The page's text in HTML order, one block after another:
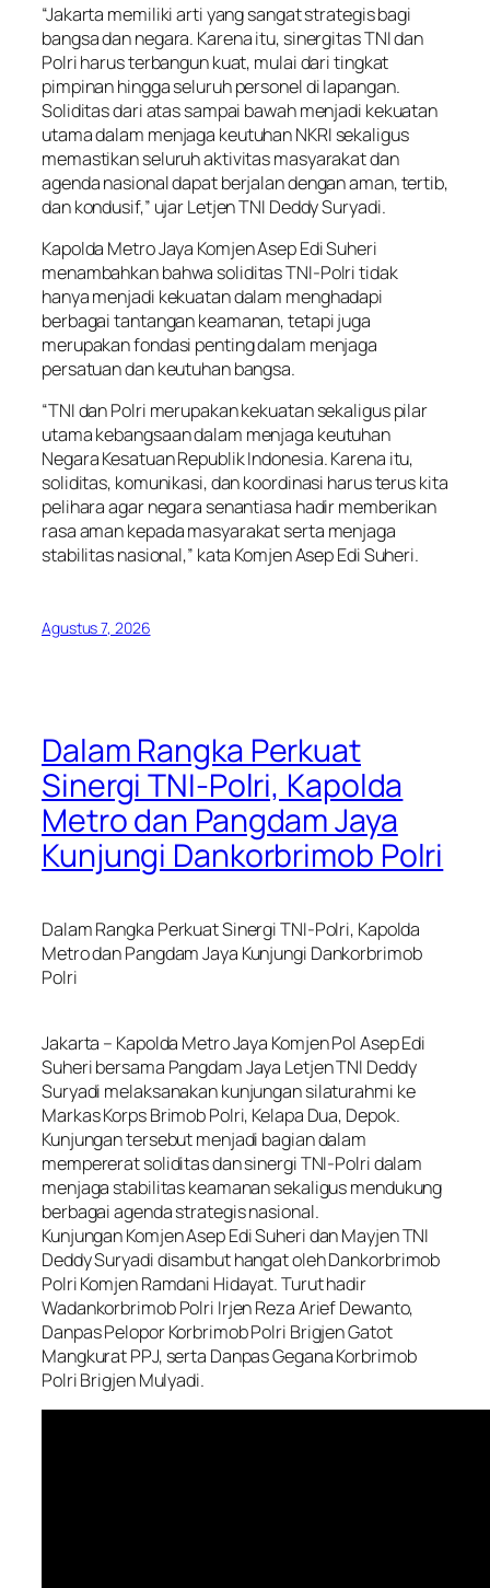
“Jakarta memiliki arti yang sangat strategis bagi
bangsa dan negara. Karena itu, sinergitas TNI dan
Polri harus terbangun kuat, mulai dari tingkat
pimpinan hingga seluruh personel di lapangan.
Soliditas dari atas sampai bawah menjadi kekuatan
utama dalam menjaga keutuhan NKRI sekaligus
memastikan seluruh aktivitas masyarakat dan
agenda nasional dapat berjalan dengan aman, tertib,
dan kondusif,” ujar Letjen TNI Deddy Suryadi.
Kapolda Metro Jaya Komjen Asep Edi Suheri
menambahkan bahwa soliditas TNI-Polri tidak
hanya menjadi kekuatan dalam menghadapi
berbagai tantangan keamanan, tetapi juga
merupakan fondasi penting dalam menjaga
persatuan dan keutuhan bangsa.
“TNI dan Polri merupakan kekuatan sekaligus pilar
utama kebangsaan dalam menjaga keutuhan
Negara Kesatuan Republik Indonesia. Karena itu,
soliditas, komunikasi, dan koordinasi harus terus kita
pelihara agar negara senantiasa hadir memberikan
rasa aman kepada masyarakat serta menjaga
stabilitas nasional,” kata Komjen Asep Edi Suheri.
Agustus 7, 2026
Dalam Rangka Perkuat
Sinergi TNI-Polri, Kapolda
Metro dan Pangdam Jaya
Kunjungi Dankorbrimob Polri
Dalam Rangka Perkuat Sinergi TNI-Polri, Kapolda
Metro dan Pangdam Jaya Kunjungi Dankorbrimob
Polri
Jakarta – Kapolda Metro Jaya Komjen Pol Asep Edi
Suheri bersama Pangdam Jaya Letjen TNI Deddy
Suryadi melaksanakan kunjungan silaturahmi ke
Markas Korps Brimob Polri, Kelapa Dua, Depok.
Kunjungan tersebut menjadi bagian dalam
mempererat soliditas dan sinergi TNI-Polri dalam
menjaga stabilitas keamanan sekaligus mendukung
berbagai agenda strategis nasional.
Kunjungan Komjen Asep Edi Suheri dan Mayjen TNI
Deddy Suryadi disambut hangat oleh Dankorbrimob
Polri Komjen Ramdani Hidayat. Turut hadir
Wadankorbrimob Polri Irjen Reza Arief Dewanto,
Danpas Pelopor Korbrimob Polri Brigjen Gatot
Mangkurat PPJ, serta Danpas Gegana Korbrimob
Polri Brigjen Mulyadi.